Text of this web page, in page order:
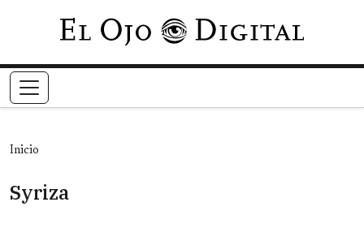
Pasar al contenido principal
Inicio
Syriza